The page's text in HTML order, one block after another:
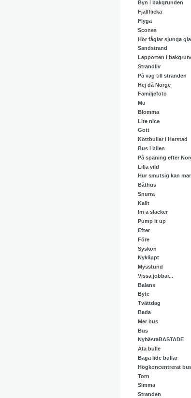
Byn i bakgrunden
Fjällflicka
Flyga
Scones
Hör fåglar sjunga
Sandstrand
Lapporten i
Strandliv
På väg till stranden
Hej då Norge
Familjefoto
Mu
Blomma
Lite nice
Gott
Köttbullar i Harstad
Bus i bilen
På spaning efter
Lilla vild
Hur smutsig kan
Båthus
Snurra
Kallt
Im a slacker
Pump it up
Efter
Före
Syskon
Nyklippt
Mysstund
Vissa jobbar...
Balans
Byte
Tvättdag
Bada
Mer bus
Bus
NybästaBASTADE
Äta bulle
Baga lide bullar
Högkoncentrerat
Torn
Simma
Stranden